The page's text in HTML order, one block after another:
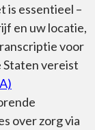
is essentieel –
en uw locatie,
voor
Staten vereist
over zorg via